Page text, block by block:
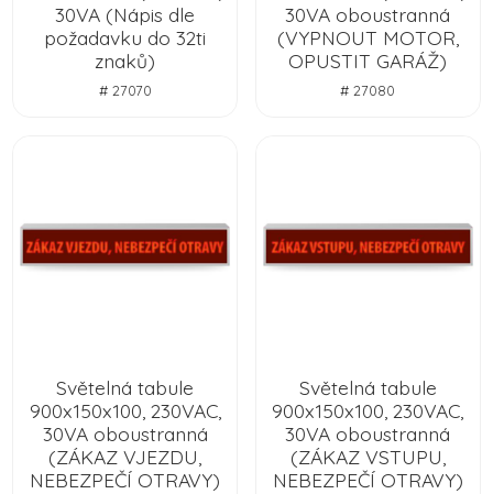
30VA (Nápis dle
požadavku do 32ti
znaků)
# 27070
30VA oboustranná
(VYPNOUT MOTOR,
OPUSTIT GARÁŽ)
# 27080
Světelná tabule
900x150x100, 230VAC,
30VA oboustranná
(ZÁKAZ VJEZDU,
NEBEZPEČÍ OTRAVY)
Světelná tabule
900x150x100, 230VAC,
30VA oboustranná
(ZÁKAZ VSTUPU,
NEBEZPEČÍ OTRAVY)